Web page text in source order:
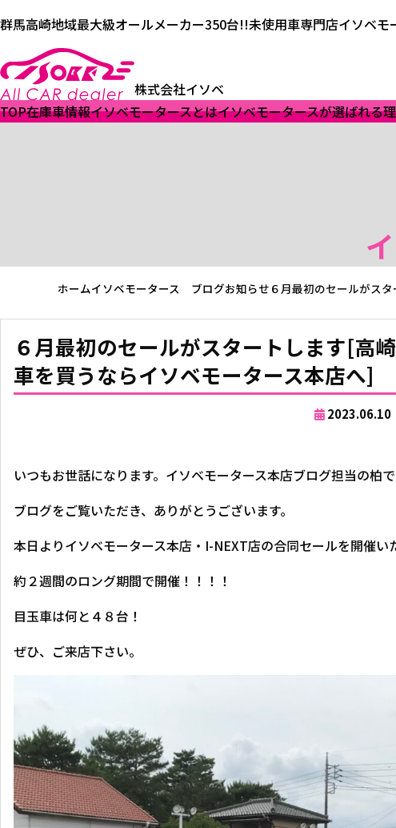
群馬高崎地域最大級オールメーカー350台!!未使用車専門店イソベモ
株式会社イソベ
TOP在庫車情報イソベモータースとはイソベモータースが選ばれる
ホームイソベモータース ブログお知らせ ６月最初のセールがス
６月最初のセールがスタートします[高
車を買うならイソベモータース本店へ]
2023.06.10
いつもお世話になります。イソベモータース本店ブログ担当の柏で
ブログをご覧いただき、ありがとうございます。
本日よりイソベモータース本店・I-NEXT店の合同セールを開催い
約２週間のロング期間で開催！！！！
目玉車は何と４８台！
ぜひ、ご来店下さい。